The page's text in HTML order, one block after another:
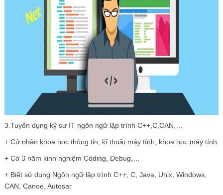
3.Tuyển dụng kỹ sư IT ngôn ngữ lập trình C++,C,CAN,…
+ Cử nhân khoa học thông tin, kĩ thuật máy tính, khoa học máy tính
+ Có 3 năm kinh nghiệm Coding, Debug,…
+ Biết sử dụng Ngôn ngữ lập trình C++, C, Java, Unix, Windows,
CAN, Canoe, Autosar